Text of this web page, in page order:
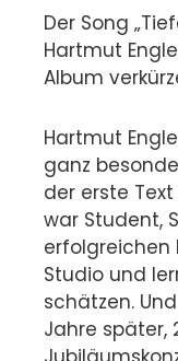
Der Song
Hartmut
Album
Hartmut
ganz
der erste
war Student,
erfolgreichen
Studio und
schätzen.
Jahre später,